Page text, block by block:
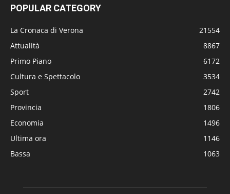
POPULAR CATEGORY
La Cronaca di Verona
21554
Attualità
8867
Primo Piano
6172
Cultura e Spettacolo
3534
Sport
2742
Provincia
1806
Economia
1496
Ultima ora
1146
Bassa
1063